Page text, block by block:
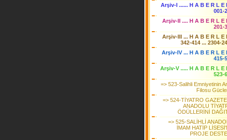
Arşiv-I ...... H A B E R L E
001-
Arşiv-II .... H A B E R L E
201-
Arşiv-III ... H A B E R L E
342-414 ... 2304-
Arşiv-IV ... H A B E R L E
415-
Arşiv-V ..... H A B E R L E
523-
=> 523-Salihli Emniyetinin
Filosu
=> 524-TİYATRO
ANADOLU
ÖDÜLLERİNİ
=> 525-SALİHLİ
İMAM HATİP
PROJE